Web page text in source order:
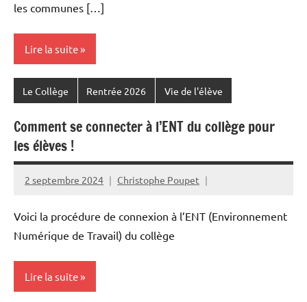
les communes […]
Lire la suite
Le Collège Rentrée 2026 Vie de l'élève
Comment se connecter à l’ENT du collège pour
les élèves !
2 septembre 2024 Christophe Poupet
Voici la procédure de connexion à l’ENT (Environnement
Numérique de Travail) du collège
Lire la suite